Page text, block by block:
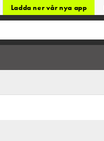
Ladda ner vår nya app